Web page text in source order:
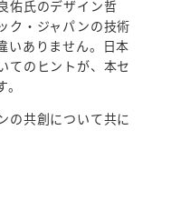
佑氏のデザイン哲
ク・ジャパンの技術
いありません。日本
てのヒントが、本セ
の共創について共に